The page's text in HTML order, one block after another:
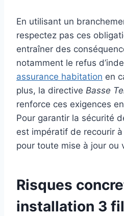
En utilisant un
respectez pas ces
entraîner des
notamment le refus
assurance habitation en
plus, la directive Basse
renforce ces exigences
Pour garantir la sécurité
est impératif de recourir
pour toute mise à jour ou
Risques
installation 3